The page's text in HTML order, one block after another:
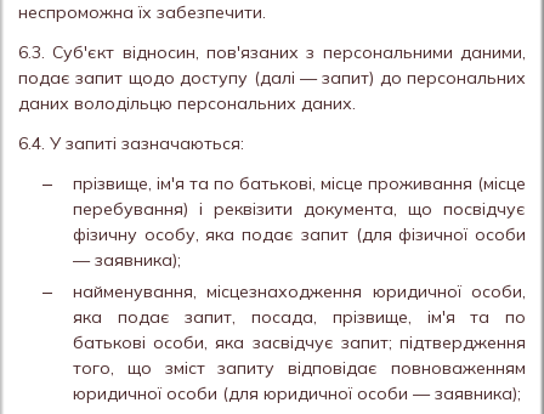
неспроможна їх забезпечити.
6.3. Суб'єкт відносин, пов'язаних з персональними даними,
подає запит щодо доступу (далі — запит) до персональних
даних володільцю персональних даних.
6.4. У запиті зазначаються:
прізвище, ім'я та по батькові, місце проживання (місце
перебування) і реквізити документа, що посвідчує
фізичну особу, яка подає запит (для фізичної особи
— заявника);
найменування, місцезнаходження юридичної особи,
яка подає запит, посада, прізвище, ім'я та по
батькові особи, яка засвідчує запит; підтвердження
того, що зміст запиту відповідає повноваженням
юридичної особи (для юридичної особи — заявника);